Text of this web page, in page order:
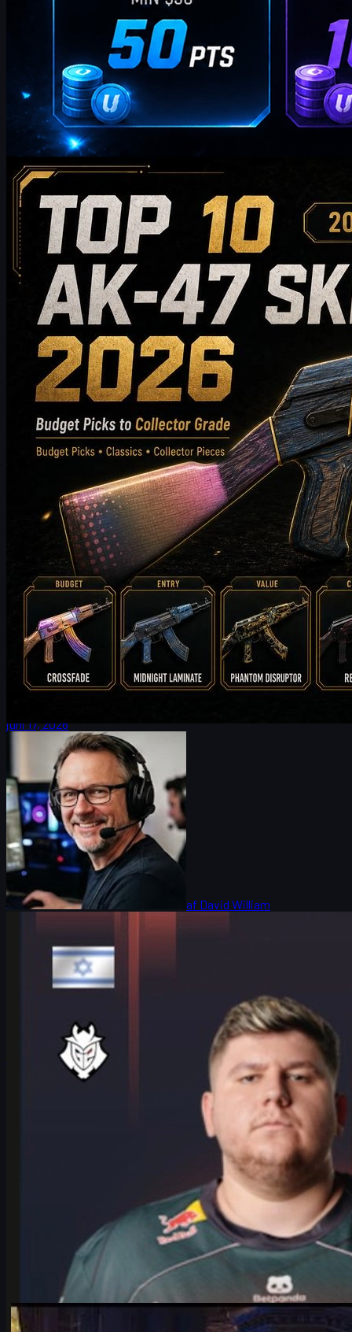
William Miller
Counter-Strike 2maj 20, 2026
Top 10 AK-47-skins, der er værd at købe i 2026: Fra
budgetvenlige valg til anbefalinger i samlerklasse
Opdag de 10 bedste AK-47-skins, der er værd at købe i 2026 – fra
budgetvenlige valg til high-end samlerklasseskins. Denne guide
sammenligner stil, prisniveau, slid, markedsværdi og købstips
for at hjælpe CS2-spillere med at vælge den bedste AK-47-skin til
deres beholdning.
maj 20, 2026
af Michael Johnson
Counter-Strike 2
juni 17, 2026
FalleN og FURIA: Justeringer, Overpass og vejen
mod trofæet i CS2
FalleN fortæller om FURIAs justeringer, Overpass-forbedringer,
kampen mod 9z og jagten på IEM Cologne-trofæet – plus tips til
juni 17, 2026
af David William
HeavyGod om Cologne Major og cs skins: Tillid,
detaljer og sejre
Interview med G2’s HeavyGod om IEM Cologne Major, hans rolle
som anchor, mental forberedelse, taktik og hvordan cs skins kan
give ekstra spilglæde.
juni 17, 2026
afMichael Johnson
Counter-Strike 2juni 17, 2026